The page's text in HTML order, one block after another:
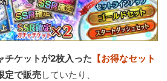
チケットが2枚入った 【お得なセット
定で販売していたり、